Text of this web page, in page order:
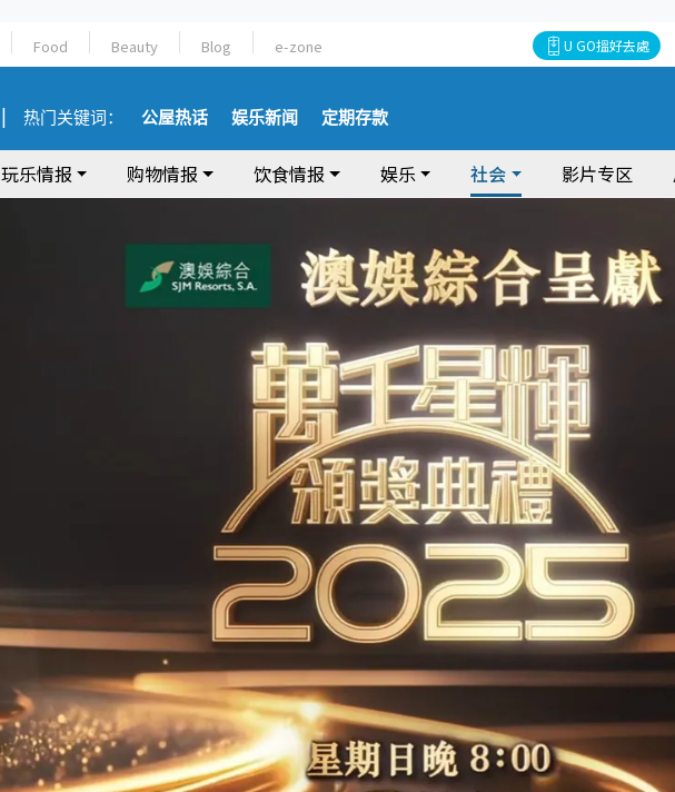
Food Beauty Blog e-zone U GO搵好去處
热门关键词： 公屋热话 娱乐新闻 定期存款
玩乐情报 购物情报 饮食情报 娱乐 社会 影片专区